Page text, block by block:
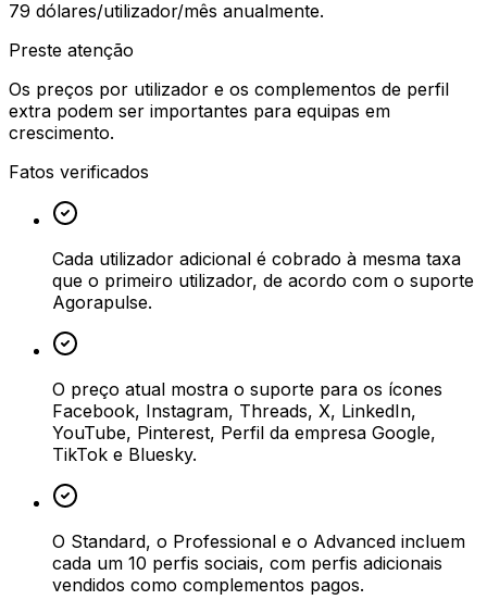
79 dólares/utilizador/mês anualmente.
Preste atenção
Os preços por utilizador e os complementos de perfil
extra podem ser importantes para equipas em
crescimento.
Fatos verificados
Cada utilizador adicional é cobrado à mesma taxa
que o primeiro utilizador, de acordo com o suporte
Agorapulse.
O preço atual mostra o suporte para os ícones
Facebook, Instagram, Threads, X, LinkedIn,
YouTube, Pinterest, Perfil da empresa Google,
TikTok e Bluesky.
O Standard, o Professional e o Advanced incluem
cada um 10 perfis sociais, com perfis adicionais
vendidos como complementos pagos.